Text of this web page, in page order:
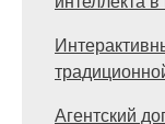
Агентский